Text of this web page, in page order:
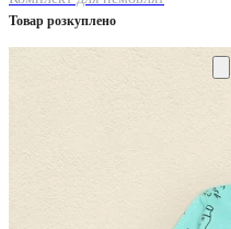
Товар розкуплено